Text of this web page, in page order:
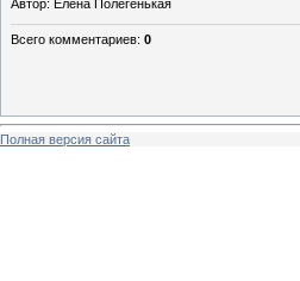
Автор: Елена Полегенькая
Всего комментариев: 0
Полная версия сайта